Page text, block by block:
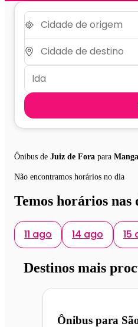
Ônibus de Juiz de Fora para
Não encontramos horários no dia
Temos horários nas
11 ago 14 ago 15
Destinos mais
Ônibus para